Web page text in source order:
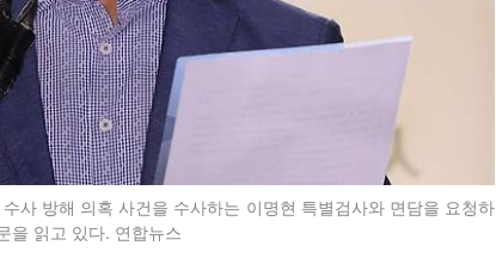
사 방해 의혹 사건을 수사하는 이명현 특별검사와 면담을 요청하
을 읽고 있다. 연합뉴스